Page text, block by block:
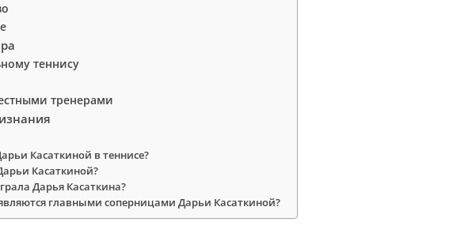
теннису
тренерами
Касаткиной в теннисе?
Касаткиной?
Дарья Касаткина?
главными соперницами Дарьи Касаткиной?